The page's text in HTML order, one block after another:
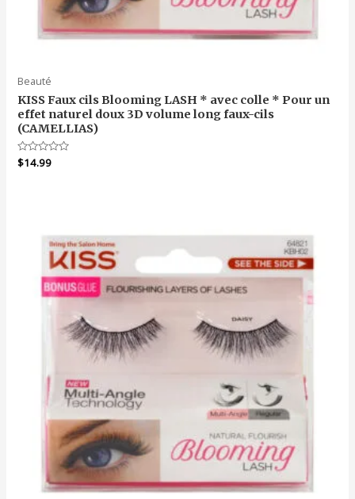
Beauté
KISS Faux cils Blooming LASH * avec colle * Pour un
effet naturel doux 3D volume long faux-cils
(CAMELLIAS)
Note
0
$14.99